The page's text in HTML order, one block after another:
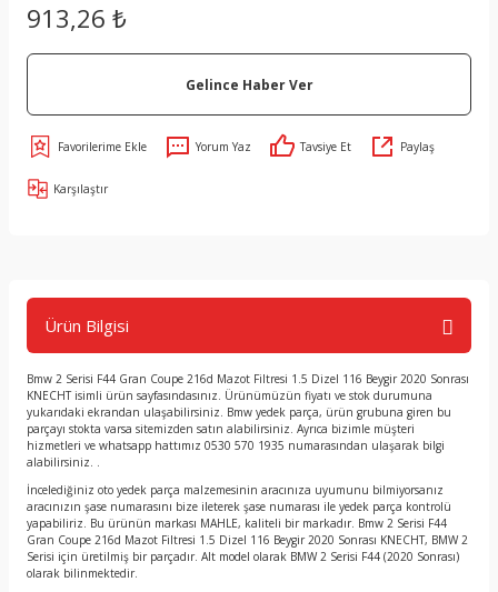
913,26 ₺
Gelince Haber Ver
Yorum Yaz Tavsiye Et Paylaş
Karşılaştır
Ürün Bilgisi
Bmw 2 Serisi F44 Gran Coupe 216d Mazot Filtresi 1.5 Dizel 116 Beygir 2020 Sonrası
KNECHT isimli ürün sayfasındasınız. Ürünümüzün fiyatı ve stok durumuna
yukarıdaki ekrandan ulaşabilirsiniz. Bmw yedek parça, ürün grubuna giren bu
parçayı stokta varsa sitemizden satın alabilirsiniz. Ayrıca bizimle müşteri
hizmetleri ve whatsapp hattımız 0530 570 1935 numarasından ulaşarak bilgi
alabilirsiniz. .
İncelediğiniz oto yedek parça malzemesinin aracınıza uyumunu bilmiyorsanız
aracınızın şase numarasını bize ileterek şase numarası ile yedek parça kontrolü
yapabiliriz. Bu ürünün markası MAHLE, kaliteli bir markadır. Bmw 2 Serisi F44
Gran Coupe 216d Mazot Filtresi 1.5 Dizel 116 Beygir 2020 Sonrası KNECHT, BMW 2
Serisi için üretilmiş bir parçadır. Alt model olarak BMW 2 Serisi F44 (2020 Sonrası)
olarak bilinmektedir.